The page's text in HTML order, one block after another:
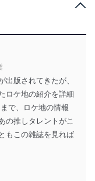
際して、その利
段によって取
が保有している
第三者への提
これらの取り組
徹底してまいり
に、適切な管理
定める指針及び
に適合させま
出版されてきたが、
ロケ地の紹介を詳細
で、ロケ地の情報
の推しタレントがこ
もこの雑誌を見れば